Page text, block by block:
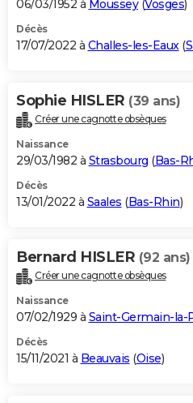
06/03/1952 à Moussey(Vosges)
Décès
17/07/2022 à Challes-les-Eaux(
Sophie HISLER (39 ans)
Créer une cagnotte obsèques
Naissance
29/03/1982 à Strasbourg (Bas-
Décès
13/01/2022 à Saales (Bas-Rhin)
Bernard HISLER (92 ans)
Créer une cagnotte obsèques
Naissance
07/02/1929 à Saint-Germain-la-
Décès
15/11/2021 à Beauvais (Oise)